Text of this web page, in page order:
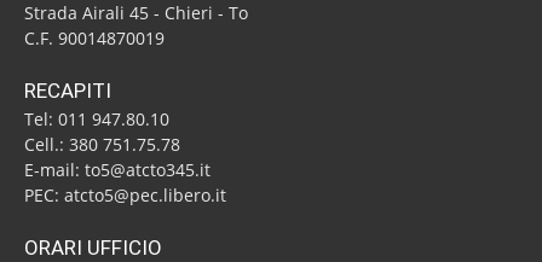
Strada Airali 45 - Chieri - To
C.F. 90014870019
RECAPITI
Tel: 011 947.80.10
Cell.: 380 751.75.78
E-mail: to5@atcto345.it
PEC: atcto5@pec.libero.it
ORARI UFFICIO